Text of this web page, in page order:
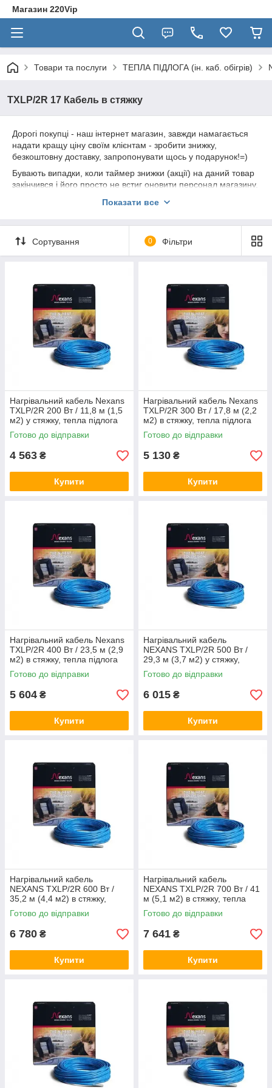
Магазин 220Vip
Товари та послуги ТЕПЛА ПІДЛОГА (ін. каб. обігрів)
TXLP/2R 17 Кабель в стяжку
Дорогі покупці - наш інтернет магазин, завжди намагається
надати кращу ціну своїм клієнтам - зробити знижку,
безкоштовну доставку, запропонувати щось у подарунок!=)
Бувають випадки, коли таймер знижки (акції) на даний товар
закінчився і його просто не встиг оновити персонал магазину,
покупку даного товару не у нас, зателефонуйте нам і раніше
- дізнайтеся свою індивідуальну" ціну, або
ЗНИЖКУ=)
Показати все
Сортування 0 Фільтри
Нагрівальний кабель Nexans
TXLP/2R 200 Вт / 11,8 м (1,5
м2) у стяжку, тепла підлога
електрична Нексанс
Готово до відправки
4 563 ₴
Купити
Нагрівальний кабель Nexans
TXLP/2R 300 Вт / 17,8 м (2,2
м2) в стяжку, тепла підлога
електричний Нексанс
Готово до відправки
5 130 ₴
Купити
Нагрівальний кабель Nexans
TXLP/2R 400 Вт / 23,5 м (2,9
м2) в стяжку, тепла підлога
електричний Нексанс
Готово до відправки
5 604 ₴
Купити
Нагрівальний кабель
NEXANS TXLP/2R 500 Вт /
29,3 м (3,7 м2) у стяжку,
тепла підлога електрична
Нексанс
Готово до відправки
6 015 ₴
Купити
Нагрівальний кабель
NEXANS TXLP/2R 600 Вт /
35,2 м (4,4 м2) в стяжку,
тепла підлога електричний
Нексанс
Готово до відправки
6 780 ₴
Купити
Нагрівальний кабель
NEXANS TXLP/2R 700 Вт / 41
м (5,1 м2) в стяжку, тепла
підлога електричний Нексанс
Готово до відправки
7 641 ₴
Купити